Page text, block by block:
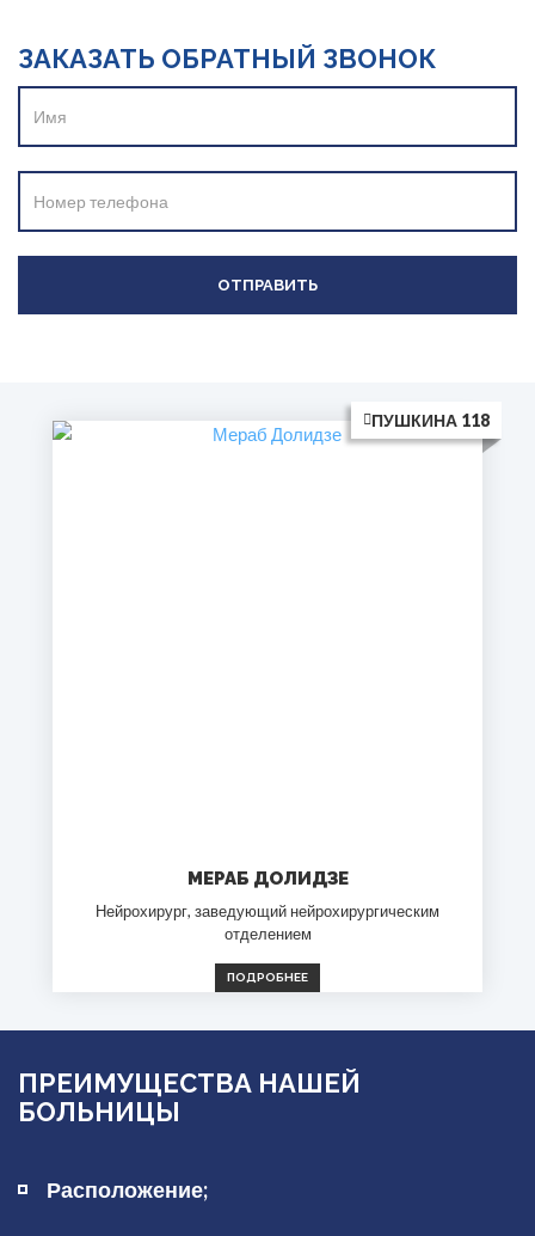
ЗАКАЗАТЬ ОБРАТНЫЙ ЗВОНОК
ПУШКИНА 118
МЕРАБ ДОЛИДЗЕ
Нейрохирург, заведующий нейрохирургическим
отделением
ПОДРОБНЕЕ
ПРЕИМУЩЕСТВА НАШЕЙ
БОЛЬНИЦЫ
Расположение;